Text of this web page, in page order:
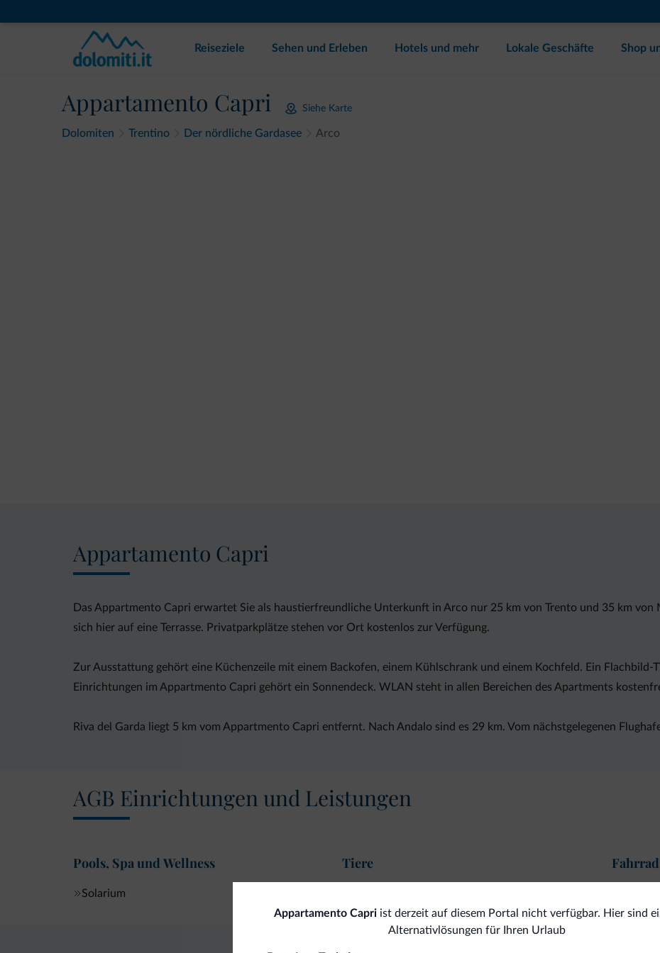
Reiseziele Sehen und Erleben Hotels und mehr Lokale Geschäfte Shop
Appartamento Capri Siehe Karte
Dolomiten Trentino Der nördliche Gardasee Arco
Appartamento Capri
Das Appartmento Capri erwartet Sie als haustierfreundliche Unterkunft in Arco nur 25 km von Trento und 35 km von
sich hier auf eine Terrasse. Privatparkplätze stehen vor Ort kostenlos zur Verfügung.
Zur Ausstattung gehört eine Küchenzeile mit einem Backofen, einem Kühlschrank und einem Kochfeld. Ein
Einrichtungen im Appartmento Capri gehört ein Sonnendeck. WLAN steht in allen Bereichen des Apartments
Riva del Garda liegt 5 km vom Appartmento Capri entfernt. Nach Andalo sind es 29 km. Vom nächstgelegenen
AGB Einrichtungen und Leistungen
Pools, Spa und Wellness
Solarium
Tiere
Appartamento Capri ist derzeit auf diesem Portal nicht verfügbar. Hier sind
Alternativlösungen für Ihren Urlaub